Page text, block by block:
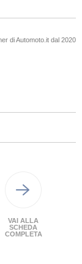
di Automoto.it dal 2020
VAI ALLA
SCHEDA
COMPLETA